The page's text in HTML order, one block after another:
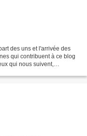
des uns et l'arrivée des
qui contribuent à ce blog
qui nous suivent,